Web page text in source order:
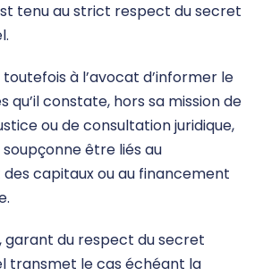
tenu au strict respect du secret
toutefois à l’avocat d’informer le
qu’il constate, hors sa mission de
ou de consultation juridique,
soupçonne être liés au
capitaux ou au financement
garant du respect du secret
transmet le cas échéant la